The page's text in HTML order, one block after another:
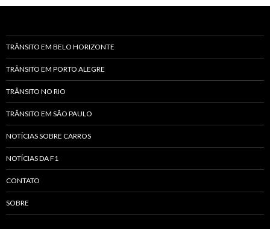
TRÂNSITO EM BELO HORIZONTE
TRÂNSITO EM PORTO ALEGRE
TRÂNSITO NO RIO
TRÂNSITO EM SÃO PAULO
NOTÍCIAS SOBRE CARROS
NOTÍCIAS DA F1
CONTATO
SOBRE